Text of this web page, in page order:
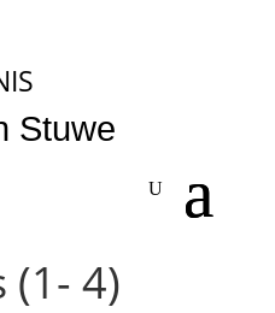
Stuwe
(1- 4)